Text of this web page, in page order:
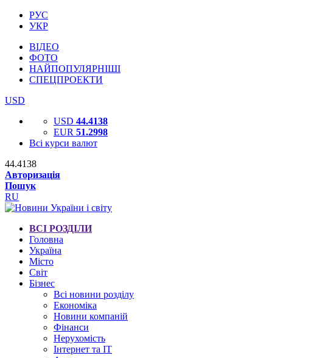
РУС
УКР
ВІДЕО
ФОТО
НАЙПОПУЛЯРНІШІ
СПЕЦПРОЕКТИ
USD
USD 44.4138
EUR 51.2998
Всі курси валют
44.4138
Авторизація
Пошук
RU
ВСІ РОЗДІЛИ
Головна
Україна
Місто
Світ
Бізнес
Всі новини розділу
Економіка
Новини компаній
Фінанси
Нерухомість
Інтернет та IT